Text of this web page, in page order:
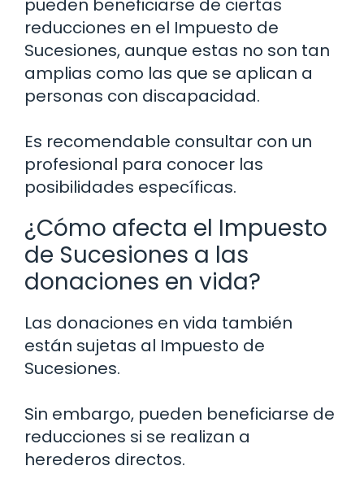
pueden beneficiarse de ciertas
reducciones en el Impuesto de
Sucesiones, aunque estas no son tan
amplias como las que se aplican a
personas con discapacidad.
Es recomendable consultar con un
profesional para conocer las
posibilidades específicas.
¿Cómo afecta el Impuesto
de Sucesiones a las
donaciones en vida?
Las donaciones en vida también
están sujetas al Impuesto de
Sucesiones.
Sin embargo, pueden beneficiarse de
reducciones si se realizan a
herederos directos.